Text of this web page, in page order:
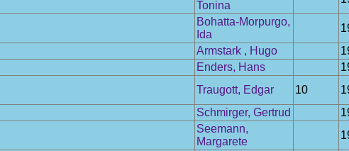
Tonina
Bohatta-Morpurgo,
Ida
Armstark , Hugo
Enders, Hans
Traugott, Edgar 10
Schmirger, Gertrud
Seemann,
Margarete